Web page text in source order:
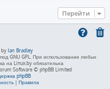
Перейти
by Ian Bradley
GNU GPL. При использовании любых
на Linux.by обязательна
Software © phpBB Limited
phpBB
| Правила